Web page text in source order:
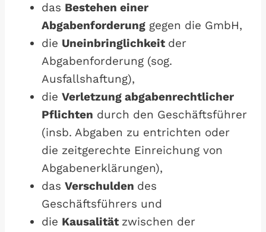
das Bestehen einer
Abgabenforderung gegen die GmbH,
die Uneinbringlichkeit der
Abgabenforderung (sog.
Ausfallshaftung),
die Verletzung abgabenrechtlicher
Pflichten durch den Geschäftsführer
(insb. Abgaben zu entrichten oder
die zeitgerechte Einreichung von
Abgabenerklärungen),
das Verschulden des
Geschäftsführers und
die Kausalität zwischen der